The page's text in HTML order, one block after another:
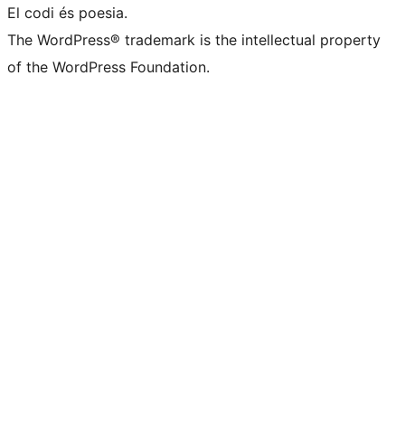
El codi és poesia.
The WordPress® trademark is the intellectual property
of the WordPress Foundation.